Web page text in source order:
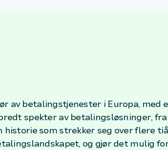
av betalingstjenester i Europa,
spekter av betalingsløsninger,
historie som strekker seg over flere
og gjør det mulig